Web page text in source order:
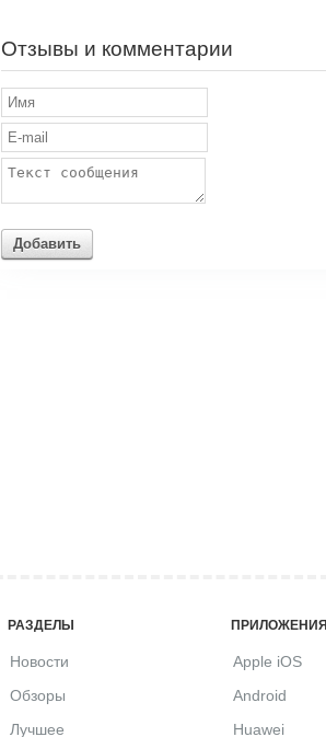
Отзывы и комментарии
Добавить
РАЗДЕЛЫ
Новости
Обзоры
Лучшее
ПРИЛОЖЕНИЯ
Apple iOS
Android
Huawei